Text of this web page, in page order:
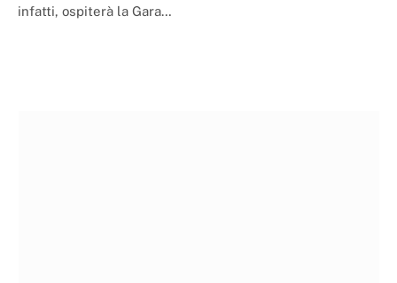
infatti, ospiterà la Gara…